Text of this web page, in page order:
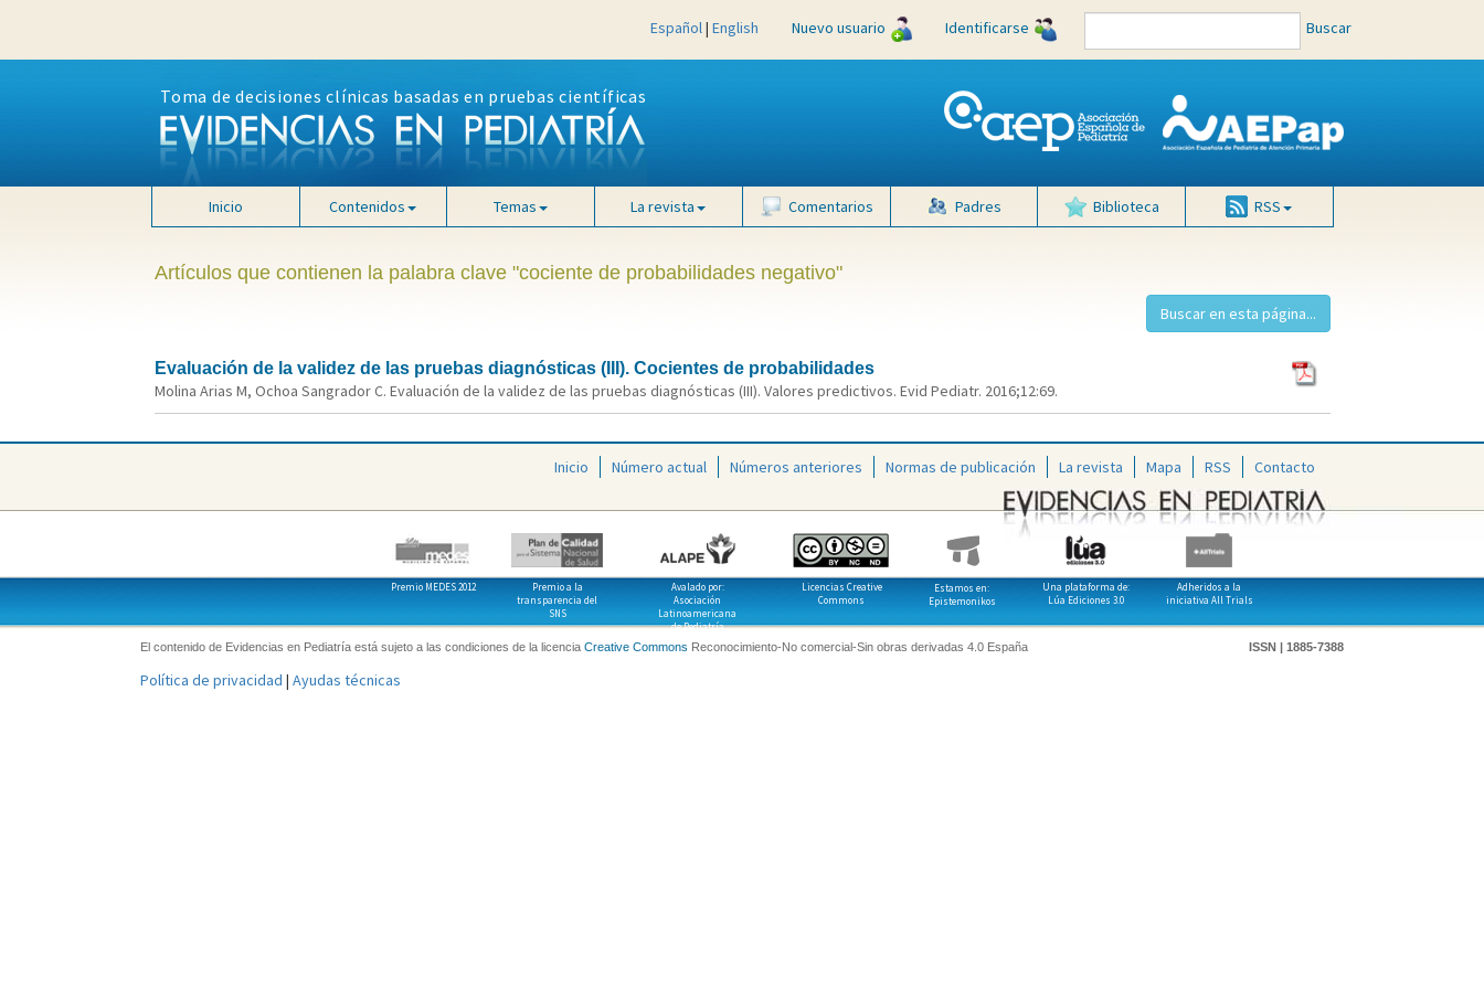
Español| English Nuevo usuario Identificarse Buscar
Toma de decisiones clínicas basadas en pruebas científicas
Inicio Contenidos Temas La revista Comentarios Padres Biblioteca RSS
Artículos que contienen la palabra clave "cociente de probabilidades negativo"
Evaluación de la validez de las pruebas diagnósticas (III). Cocientes de probabilidades
Molina Arias M, Ochoa Sangrador C. Evaluación de la validez de las pruebas diagnósticas (III). Valores predictivos. Evid Pediatr. 2016;12:69.
Inicio Número actual Números anteriores Normas de publicación La revista Mapa RSS Contacto
Premio MEDES 2012
Premio a la
transparencia del
SNS
Avalado por:
Asociación
Latinoamericana
de Pediatría
Licencias Creative
Commons
Estamos en:
Epistemonikos
Una plataforma de:
Lúa Ediciones 3.0
Adheridos a la
iniciativa All Trials
El contenido de Evidencias en Pediatría está sujeto a las condiciones de la licencia Creative Commons Reconocimiento-No comercial-Sin obras derivadas 4.0 España ISSN | 1885-7388
Política de privacidad | Ayudas técnicas